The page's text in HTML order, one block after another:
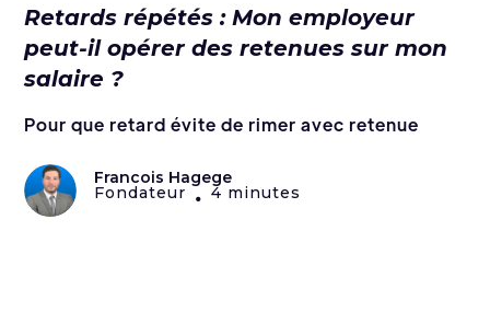
Retards répétés : Mon employeur
peut-il opérer des retenues sur mon
salaire ?
Pour que retard évite de rimer avec retenue
Francois Hagege
Fondateur • 4 minutes